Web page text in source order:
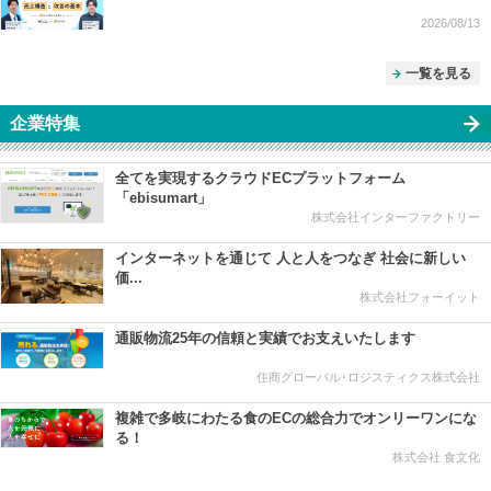
2026/08/13
一覧を見る
企業特集
全てを実現するクラウドECプラットフォーム
「ebisumart」
株式会社インターファクトリー
インターネットを通じて 人と人をつなぎ 社会に新しい
価...
株式会社フォーイット
通販物流25年の信頼と実績でお支えいたします
住商グローバル･ロジスティクス株式会社
複雑で多岐にわたる食のECの総合力でオンリーワンにな
る！
株式会社 食文化